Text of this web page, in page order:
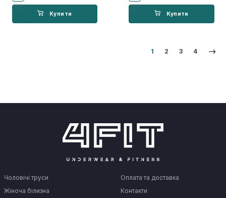
Купити Купити
1 2 3 4
Чоловічі труси
Жіноча білизна
Оплата та доставка
Контакти